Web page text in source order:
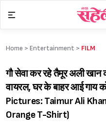
content
Home > Entertainment > FILM
गौ सेवा कर रहे तैमूर अली खान
वायरल, घर के बाहर आई गाय
Pictures: Taimur Ali
Orange T-Shirt)